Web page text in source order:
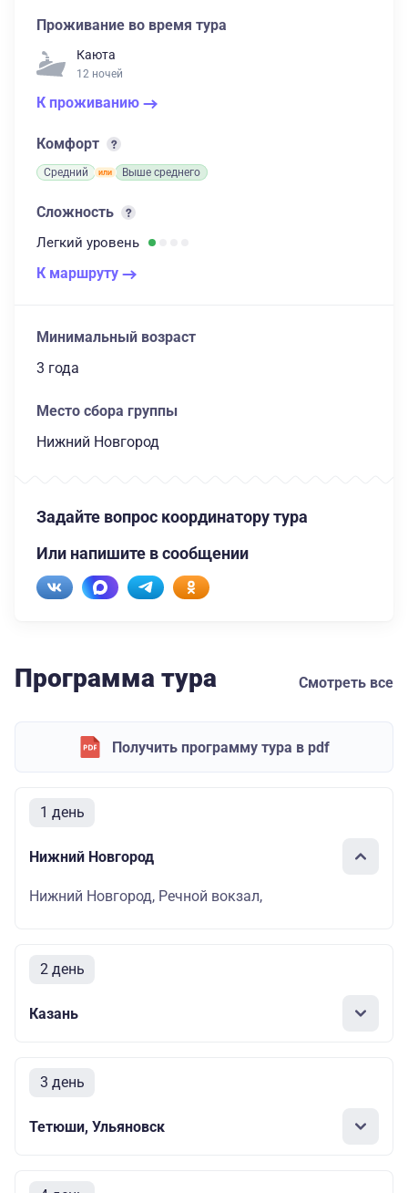
Проживание во время тура
Каюта
12 ночей
К проживанию
Комфорт
Средний Выше среднего
Сложность
Легкий уровень
К маршруту
Минимальный возраст
3 года
Место сбора группы
Нижний Новгород
Задайте вопрос координатору тура
Или напишите в сообщении
Программа тура Смотреть все
Получить программу тура в pdf
1 день
Нижний Новгород
Нижний Новгород, Речной вокзал,
2 день
Казань
3 день
Тетюши, Ульяновск